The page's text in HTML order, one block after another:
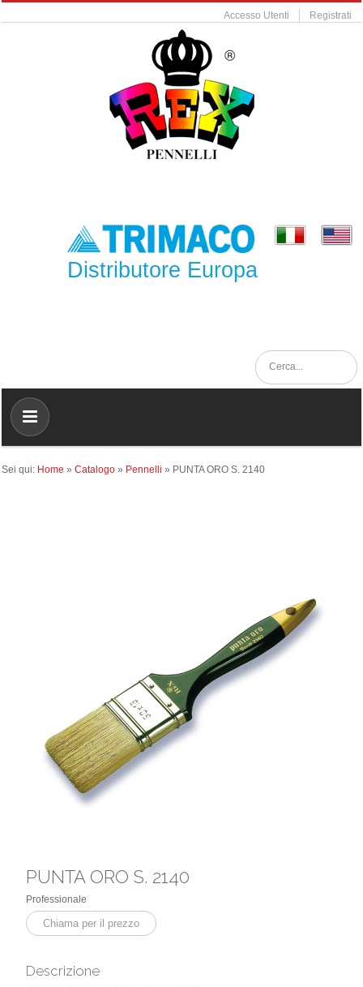
Accesso Utenti Registrati
Distributore Europa
Sei qui: Home » Catalogo » Pennelli » PUNTA ORO S. 2140
PUNTA ORO S. 2140
Professionale
Chiama per il prezzo
Descrizione